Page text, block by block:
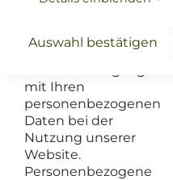
Auswahl bestätigen
Folgenden
informieren wir Sie
mit Ihren
personenbezogenen
Daten bei der
Nutzung unserer
Website.
Personenbezogene